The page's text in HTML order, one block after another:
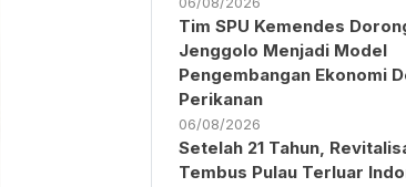
Tim SPU Kemendes
Jenggolo Menjadi Model
Pengembangan Ekonomi
Perikanan
06/08/2026
Setelah 21 Tahun,
Tembus Pulau Terluar